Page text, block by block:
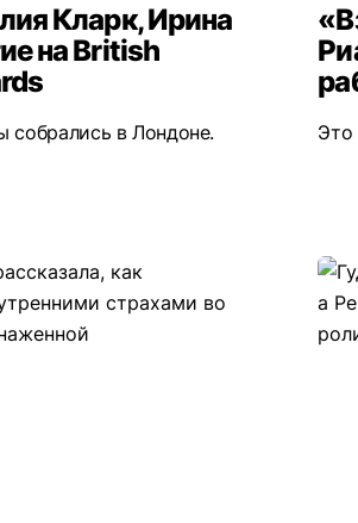
Кларк, Ирина
на British
собрались в Лондоне. Это